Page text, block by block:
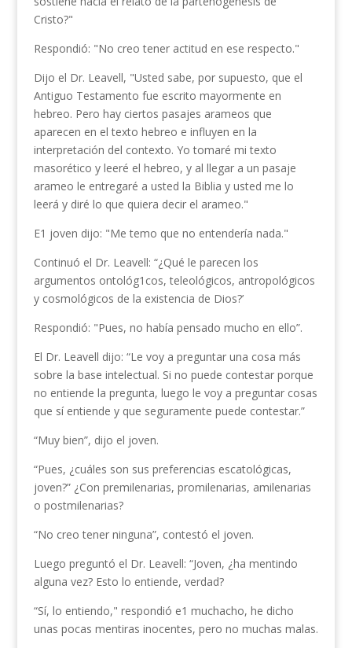
Cristo?"
Respondió: "No creo tener actitud en ese respecto."
Dijo el Dr. Leavell, "Usted sabe, por supuesto, que el
Antiguo Testamento fue escrito mayormente en
hebreo. Pero hay ciertos pasajes arameos que
aparecen en el texto hebreo e influyen en la
interpretación del contexto. Yo tomaré mi texto
masorético y leeré el hebreo, y al llegar a un pasaje
arameo le entregaré a usted la Biblia y usted me lo
leerá y diré lo que quiera decir el arameo."
E1 joven dijo: "Me temo que no entendería nada."
Continuó el Dr. Leavell: “¿Qué le parecen los
argumentos ontológ1cos, teleológicos, antropológicos
y cosmológicos de la existencia de Dios?’
Respondió: "Pues, no había pensado mucho en ello”.
El Dr. Leavell dijo: “Le voy a preguntar una cosa más
sobre la base intelectual. Si no puede contestar porque
no entiende la pregunta, luego le voy a preguntar cosas
que sí entiende y que seguramente puede contestar.”
“Muy bien”, dijo el joven.
“Pues, ¿cuáles son sus preferencias escatológicas,
joven?” ¿Con premilenarias, promilenarias, amilenarias
o postmilenarias?
“No creo tener ninguna”, contestó el joven.
Luego preguntó el Dr. Leavell: “Joven, ¿ha mentindo
alguna vez? Esto lo entiende, verdad?
“Sí, lo entiendo," respondió e1 muchacho, he dicho
unas pocas mentiras inocentes, pero no muchas malas.